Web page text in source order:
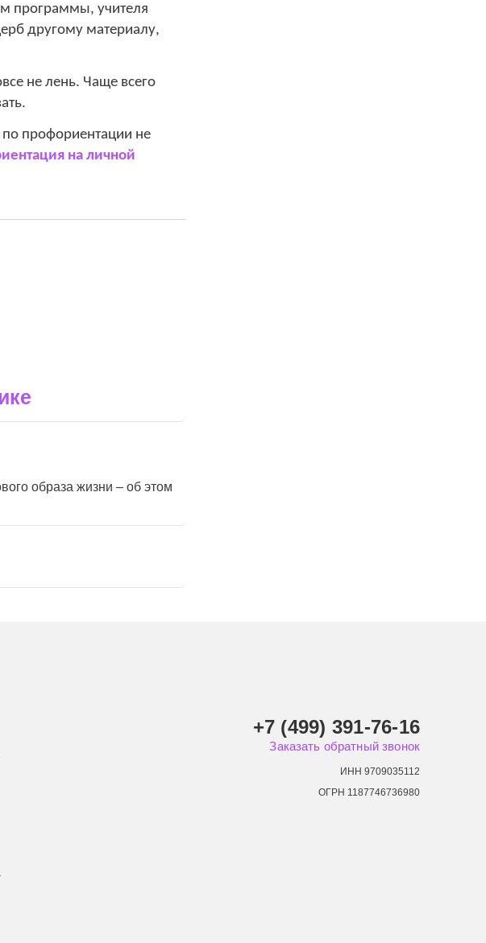
программы, учителя
другому материалу,
не лень. Чаще всего
по профориентации не
на личной
образа жизни – об этом
+7 (499) 391-76-16
Заказать обратный звонок
ИНН 9709035112
ОГРН 1187746736980